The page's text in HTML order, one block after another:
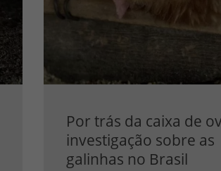
Por trás da caixa de
investigação sobre as
galinhas no Brasil